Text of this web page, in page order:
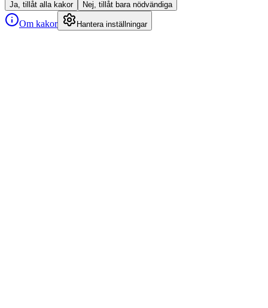
Ja, tillåt alla kakor Nej, tillåt bara nödvändiga
Om kakor Hantera inställningar